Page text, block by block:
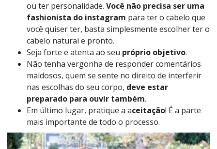
ou ter personalidade. Você não precisa ser uma
fashionista do instagram para ter o cabelo que
você quiser ter, basta simplesmente escolher ter o
cabelo natural e pronto.
Seja forte e atenta ao seu próprio objetivo.
Não tenha vergonha de responder comentários
maldosos, quem se sente no direito de interferir
nas escolhas do seu corpo, deve estar
preparado para ouvir também.
Em último lugar, pratique a aceitação! É a parte
mais importante de todo o processo.